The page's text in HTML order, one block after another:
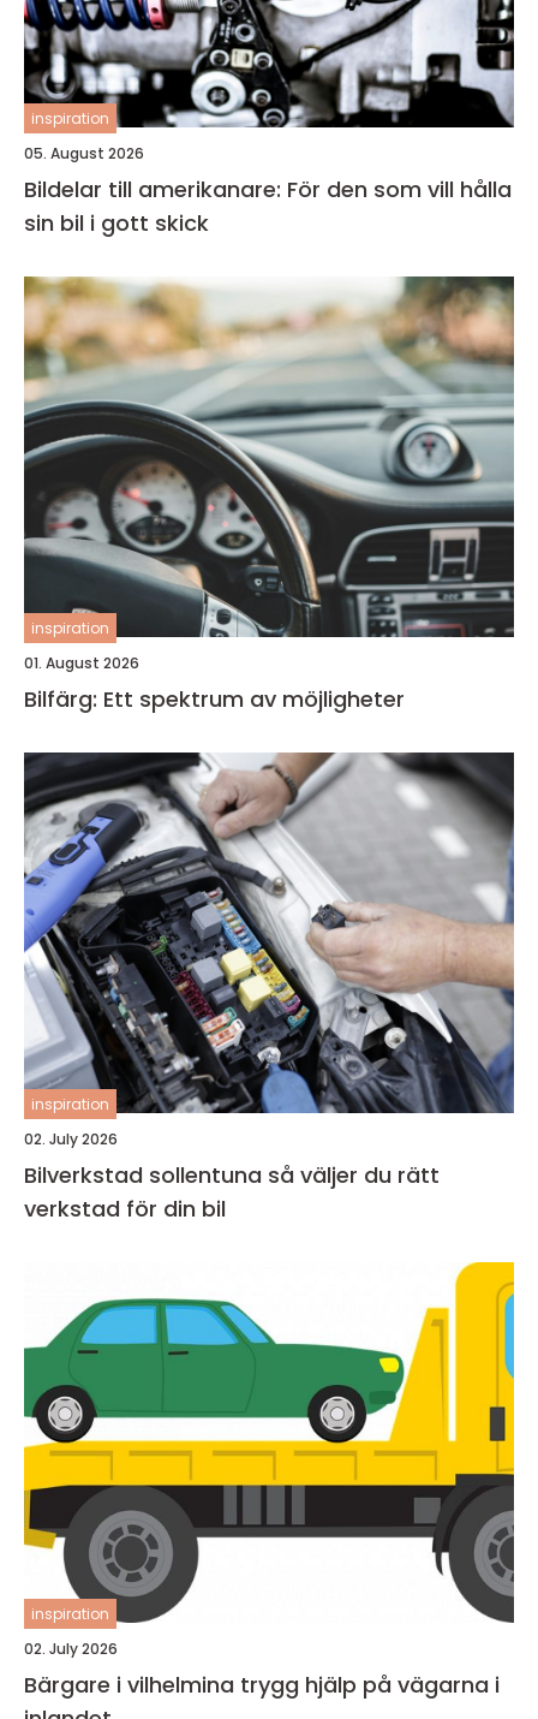
inspiration
05. August 2026
Bildelar till amerikanare: För den som vill hålla
sin bil i gott skick
inspiration
01. August 2026
Bilfärg: Ett spektrum av möjligheter
inspiration
02. July 2026
Bilverkstad sollentuna så väljer du rätt
verkstad för din bil
inspiration
02. July 2026
Bärgare i vilhelmina trygg hjälp på vägarna i